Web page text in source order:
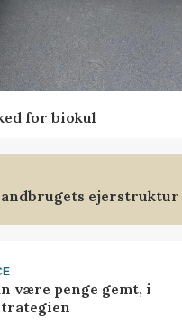
for biokul
ejerstruktur
være penge gemt, i